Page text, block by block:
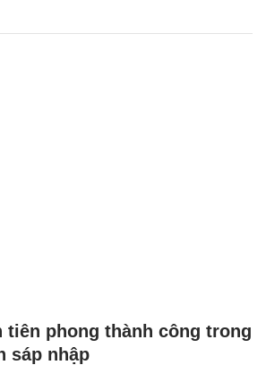
tiên phong thành công trong
sáp nhập